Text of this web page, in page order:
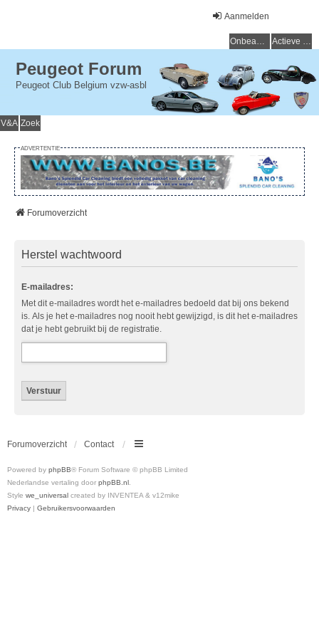
Aanmelden
Onbeantwoorde onderwerpen Actieve onderwerpen
Peugeot Forum
Peugeot Club Belgium vzw-asbl
V&A Zoek
ADVERTENTIE
Forumoverzicht
Herstel wachtwoord
E-mailadres:
Met dit e-mailadres wordt het e-mailadres bedoeld dat bij ons bekend
is. Als je het e-mailadres nog nooit hebt gewijzigd, is dit het e-mailadres
dat je hebt gebruikt bij de registratie.
Forumoverzicht Contact
Powered by phpBB® Forum Software © phpBB Limited
Nederlandse vertaling door phpBB.nl.
Style we_universal created by INVENTEA & v12mike
Privacy | Gebruikersvoorwaarden